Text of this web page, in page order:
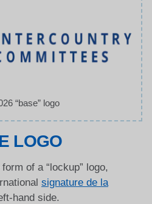
“base” logo
LOGO
of a “lockup” logo,
signature de la
hand side.